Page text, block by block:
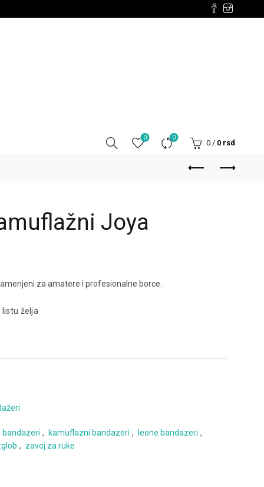
0 0
0 / 0 rsd
Joya
za amatere i profesionalne borce.
listu želja
bandazeri , kamuflazni bandazeri , leone bandazeri ,
, zavoj za ruke